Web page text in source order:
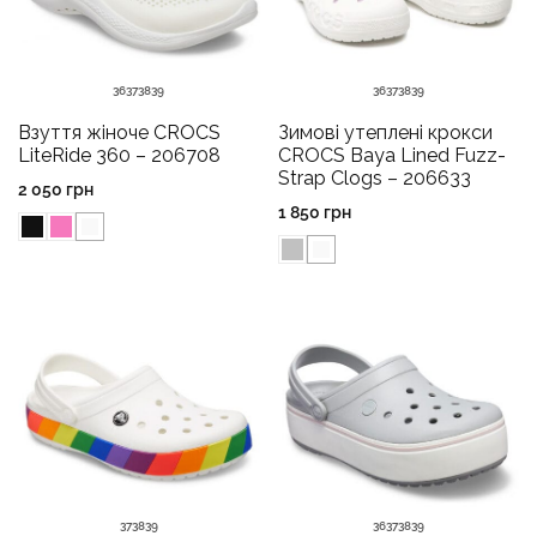
36373839
Взуття жіноче CROCS
LiteRide 360 – 206708
2 050 грн
36373839
Зимові утеплені крокси
CROCS Baya Lined Fuzz-
Strap Clogs – 206633
1 850 грн
373839 36373839